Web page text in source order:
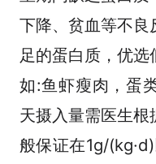
下降、贫血等不良
足的蛋白质，优
如:鱼虾瘦肉，蛋
天摄入量需医生
般保证在1g/